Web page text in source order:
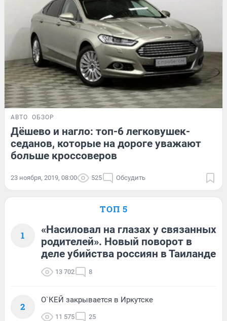
АВТО ОБЗОР
Дёшево и нагло: топ-6 легковушек-
седанов, которые на дороге уважают
больше кроссоверов
23 ноября, 2019, 08:00 525 Обсудить
ТОП 5
1
«Насиловал на глазах у связанных
родителей». Новый поворот в
деле убийства россиян в Таиланде
13 702 8
2
О`КЕЙ закрывается в Иркутске
11 575 25